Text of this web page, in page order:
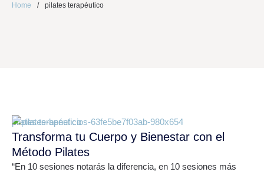
Home / pilates terapéutico
pilates terapéutico
Transforma tu Cuerpo y Bienestar con el
Método Pilates
“En 10 sesiones notarás la diferencia, en 10 sesiones más